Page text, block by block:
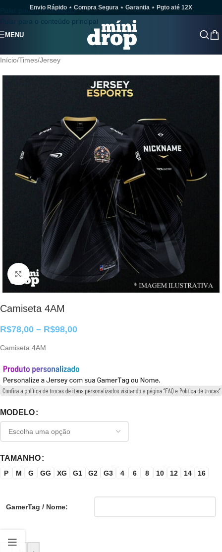
Pular para a navegação
Pular para o conteúdo principal
Envio Rápido ⋆ Compra Segura ⋆ Garantia ⋆ Pgto até 12X
MENU
Início/Times/Jersey
Clique para ampliar
Camiseta 4AM
R$78,00 – R$98,00
Camiseta 4AM
MODELO
TAMANHO
P M G GG XG G1 G2 G3 4 6 8 10 12 14 16
GamerTag / Nome: